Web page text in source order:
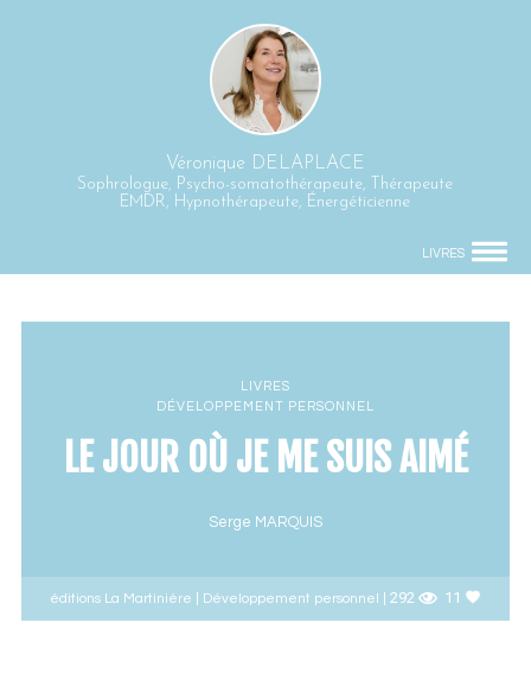
Véronique DELAPLACE
Sophrologue, Psycho-somatothérapeute, Thérapeute
EMDR, Hypnothérapeute, Énergéticienne
LIVRES
LIVRES
DÉVELOPPEMENT PERSONNEL
LE JOUR OÙ JE ME SUIS AIMÉ
Serge MARQUIS
éditions La Martinière | Développement personnel | 292 11